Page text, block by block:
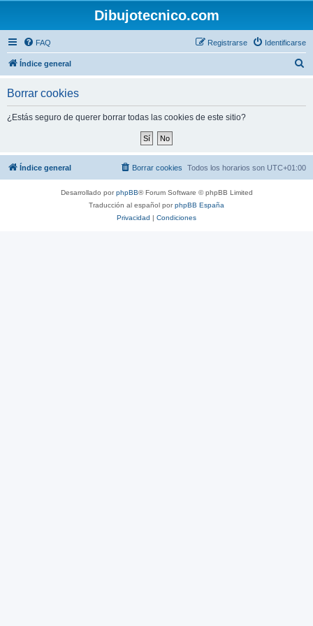
Dibujotecnico.com
FAQ Identificarse
Registrarse
Índice general
Borrar cookies
¿Estás seguro de querer borrar todas las cookies de este sitio?
Índice general Todos los horarios son UTC+01:00
Borrar cookies
Desarrollado porphpBB® Forum Software © phpBB Limited
Traducción al español porphpBB España
Privacidad | Condiciones